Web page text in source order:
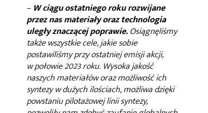
– W ciągu ostatniego roku rozwijane
przez nas materiały oraz technologia
uległy znaczącej poprawie. Osiągnęliśmy
także wszystkie cele, jakie sobie
postawiliśmy przy ostatniej emisji akcji,
w połowie 2023 roku. Wysoka jakość
naszych materiałów oraz możliwość ich
syntezy w dużych ilościach, możliwa dzięki
powstaniu pilotażowej linii syntezy,